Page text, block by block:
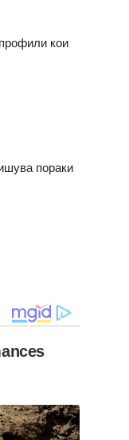
кои
пораки